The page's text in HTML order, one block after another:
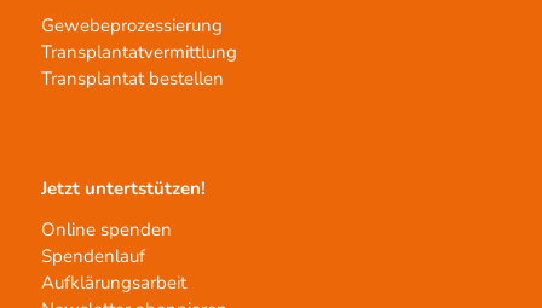
Gewebeprozessierung
Transplantatvermittlung
Transplantat bestellen
Jetzt untertstützen!
Online spenden
Spendenlauf
Aufklärungsarbeit